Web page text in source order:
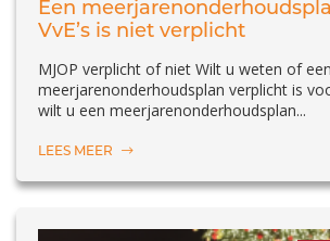
Een
VvE’s is niet verplicht
MJOP verplicht of niet Wilt u weten of een
meerjarenonderhoudsplan verplicht is
wilt u een meerjarenonderhoudsplan...
LEES MEER